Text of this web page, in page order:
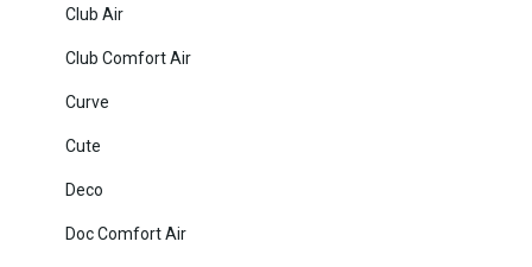
Club Air
Club Comfort Air
Curve
Cute
Deco
Doc Comfort Air